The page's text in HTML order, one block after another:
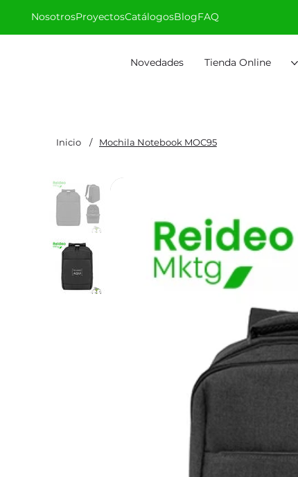
Novedades Tienda Online
NosotrosProyectosCatálogosBlogFAQ
Inicio / Mochila Notebook MOC95